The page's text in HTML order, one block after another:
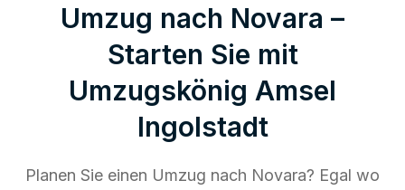
Umzug nach Novara –
Starten Sie mit
Umzugskönig Amsel
Ingolstadt
Planen Sie einen Umzug nach Novara? Egal wo